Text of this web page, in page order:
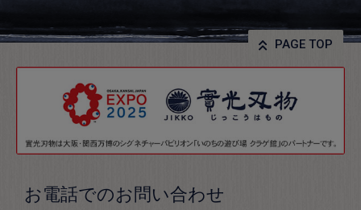
PAGE TOP
お電話でのお問い合わせ